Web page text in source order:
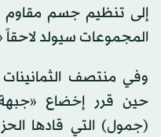
إلى تنظيم جسم مقاوم
المجموعات سيولد لاحقاً
وفي منتصف الثمانينات
حين قرر إخضاع «جبهة
(جمول) التي قادها